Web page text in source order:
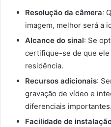
Resolução da câmera:
imagem, melhor será a
Alcance do sinal: Se
certifique-se de que ele
residência.
Recursos adicionais:
gravação de vídeo e
diferenciais importantes.
Facilidade de